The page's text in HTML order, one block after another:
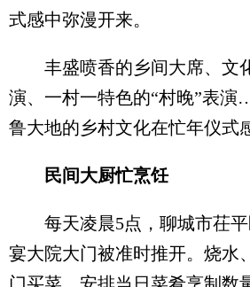
式感中弥漫开来。
丰盛喷香的乡间大席、文
演、一村一特色的“村晚”表
鲁大地的乡村文化在忙年仪式
民间大厨忙烹饪
每天凌晨5点，聊城市茌平
宴大院大门被准时推开。烧水